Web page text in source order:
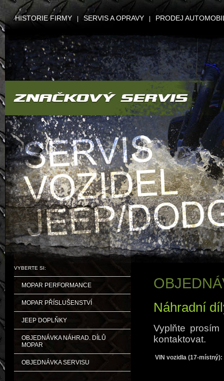
HISTORIE FIRMY SERVIS A OPRAVY PRODEJ
VYBERTE SI:
MOPAR PERFORMANCE
MOPAR PŘÍSLUŠENSTVÍ
JEEP DOPLŇKY
OBJEDNÁVKA NÁHRAD. DÍLŮ
MOPAR
OBJEDNÁVKA SERVISU
Náhradní
Vyplňte
kontaktovat.
VIN vozidla (17-místný):